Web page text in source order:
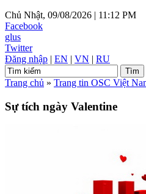
Chủ Nhật, 09/08/2026 | 11:12 PM
Facebook
glus
Twitter
Đăng nhập | EN | VN | RU
Trang chủ » Trang tin OSC Việt
Sự tích ngày Valentine